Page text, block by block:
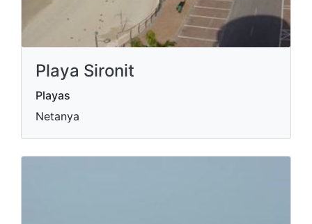
Playa Sironit
Playas
Netanya